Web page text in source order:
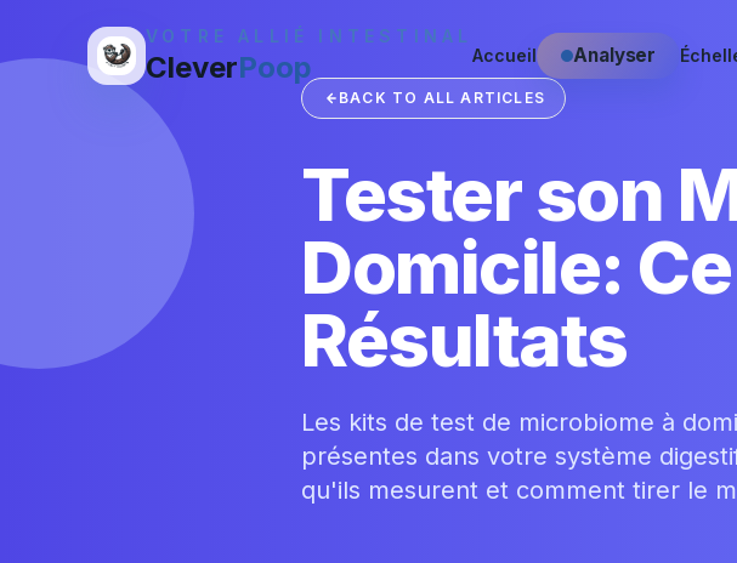
VOTRE ALLIÉ INTESTINAL
CleverPoop Accueil Analyser
BACK TO ALL ARTICLES
Tester son
Domicile:
Résultats
Les kits de test de microbiome à
présentes dans votre système
qu'ils mesurent et comment tirer le